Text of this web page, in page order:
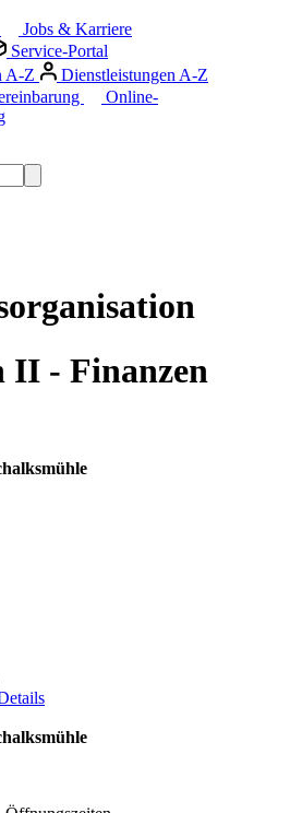
Jobs & Karriere
Service-Portal
A-Z
Dienstleistungen A-Z
Online-
II - Finanzen